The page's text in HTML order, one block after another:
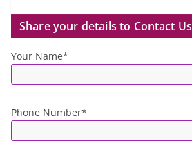
Share your details to Contact Us
Your Name*
Phone Number*